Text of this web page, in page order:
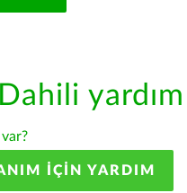
yardım
IÇIN YARDIM